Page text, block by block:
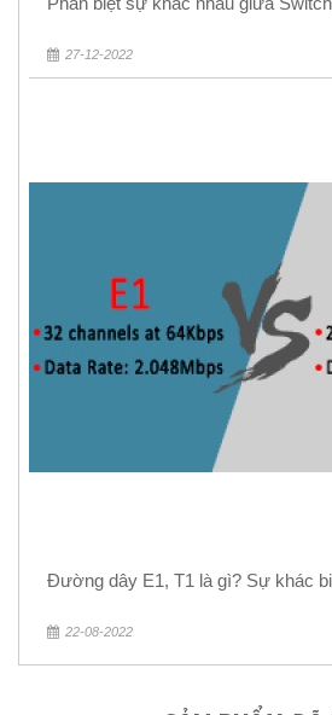
27-12-2022
Đường dây E1, T1 là gì? Sự khác
22-08-2022